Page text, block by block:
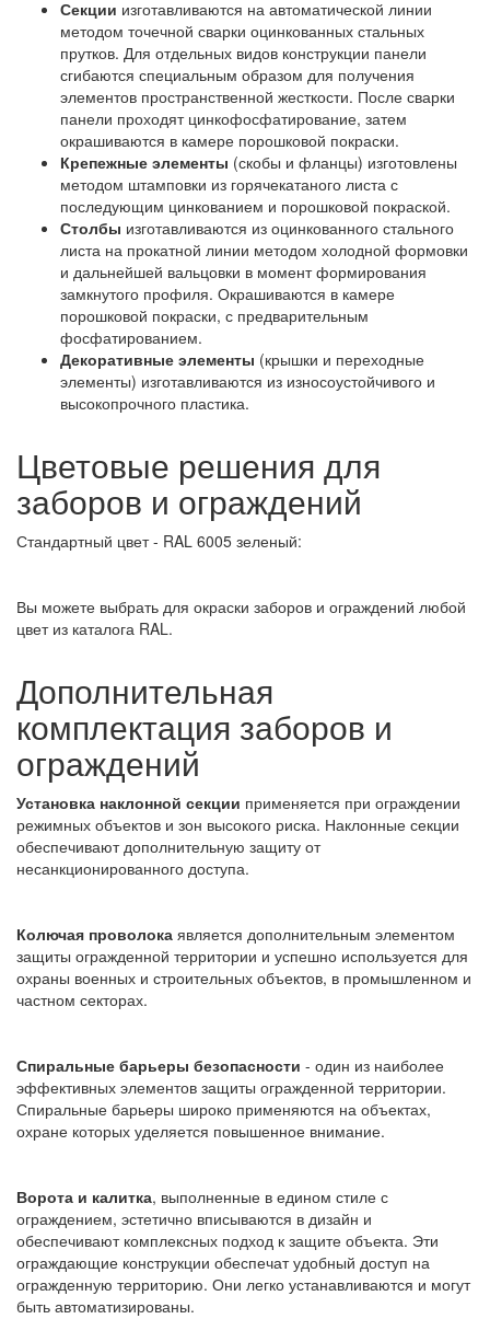
Секции изготавливаются на автоматической линии
методом точечной сварки оцинкованных стальных
прутков. Для отдельных видов конструкции панели
сгибаются специальным образом для получения
элементов пространственной жесткости. После сварки
панели проходят цинкофосфатирование, затем
окрашиваются в камере порошковой покраски.
Крепежные элементы (скобы и фланцы) изготовлены
методом штамповки из горячекатаного листа с
последующим цинкованием и порошковой покраской.
Столбы изготавливаются из оцинкованного стального
листа на прокатной линии методом холодной формовки
и дальнейшей вальцовки в момент формирования
замкнутого профиля. Окрашиваются в камере
порошковой покраски, с предварительным
фосфатированием.
Декоративные элементы (крышки и переходные
элементы) изготавливаются из износоустойчивого и
высокопрочного пластика.
Цветовые решения для
заборов и ограждений
Стандартный цвет - RAL 6005 зеленый:
Вы можете выбрать для окраски заборов и ограждений любой
цвет из каталога RAL.
Дополнительная
комплектация заборов и
ограждений
Установка наклонной секции применяется при ограждении
режимных объектов и зон высокого риска. Наклонные секции
обеспечивают дополнительную защиту от
несанкционированного доступа.
Колючая проволока является дополнительным элементом
защиты огражденной территории и успешно используется для
охраны военных и строительных объектов, в промышленном и
частном секторах.
Спиральные барьеры безопасности - один из наиболее
эффективных элементов защиты огражденной территории.
Спиральные барьеры широко применяются на объектах,
охране которых уделяется повышенное внимание.
Ворота и калитка, выполненные в едином стиле с
ограждением, эстетично вписываются в дизайн и
обеспечивают комплексных подход к защите объекта. Эти
ограждающие конструкции обеспечат удобный доступ на
огражденную территорию. Они легко устанавливаются и могут
быть автоматизированы.